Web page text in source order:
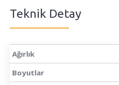
Teknik Detay
Ağırlık
Boyutlar